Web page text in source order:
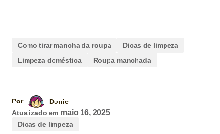
Como tirar mancha da roupa
Dicas de limpeza
Limpeza doméstica
Roupa manchada
Por
Donie
Atualizado em maio 16, 2025
Dicas de limpeza